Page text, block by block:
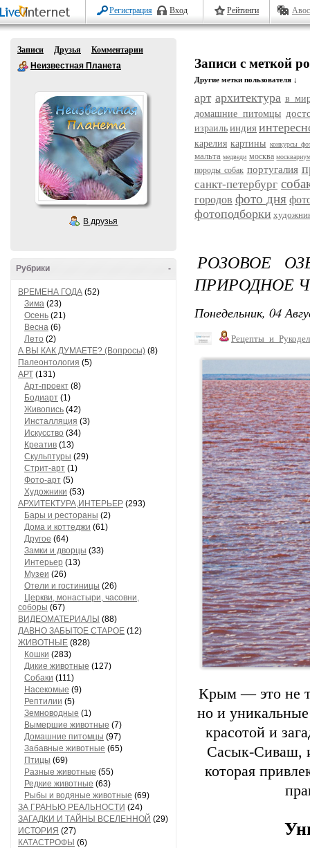
Регистрация Вход Рейтинги
Записи Друзья
Комментарии
Неизвестная Планета
В друзья
-
Рубрики
ВРЕМЕНА ГОДА (52)
Зима (23)
Осень (21)
Весна (6)
Лето (2)
А ВЫ КАК ДУМАЕТЕ? (Вопросы) (8)
Палеонтология (5)
АРТ (131)
Арт-проект (8)
Бодиарт (1)
Живопись (42)
Инсталляция (3)
Искусство (34)
Креатив (13)
Скульптуры (29)
Стрит-арт (1)
Фото-арт (5)
Художники (53)
АРХИТЕКТУРА,ИНТЕРЬЕР (293)
Бары и рестораны (2)
Дома и коттеджи (61)
Другое (64)
Замки и дворцы (33)
Интерьер (13)
Музеи (26)
Отели и гостиницы (26)
Церкви, монастыри, часовни,
соборы (67)
ВИДЕОМАТЕРИАЛЫ (88)
ДАВНО ЗАБЫТОЕ СТАРОЕ (12)
ЖИВОТНЫЕ (828)
Кошки (283)
Дикие животные (127)
Собаки (111)
Насекомые (9)
Рептилии (5)
Земноводные (1)
Вымершие животные (7)
Домашние питомцы (97)
Забавные животные (65)
Птицы (69)
Разные животные (55)
Редкие животные (63)
Рыбы и водяные животные (69)
ЗА ГРАНЬЮ РЕАЛЬНОСТИ (24)
ЗАГАДКИ И ТАЙНЫ ВСЕЛЕННОЙ (29)
ИСТОРИЯ (27)
КАТАСТРОФЫ (6)
Записи с меткой
Другие метки пользователя ↓
арт архитектура в
домашние питомцы
израиль индия
карелия картины конкурсы
мальта медведи москва
породы собак португалия
санкт-петербург
городов фото дня
фотоподборки
РОЗОВОЕ
ПРИРОДНОЕ
Понедельник, 04
Крым — это не
но и
красотой и
Сасык-Сиваш,
которая